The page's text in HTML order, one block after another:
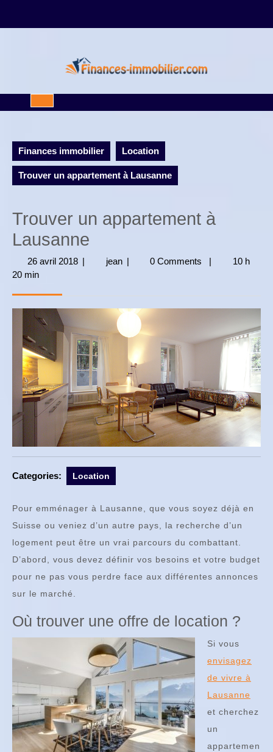
Open
Button
Finances immobilier Location
Trouver un appartement à Lausanne
Trouver un appartement à
Lausanne
26 avril 2018 26
| jean jean
| 0 Comments |
10 h
20 min
Categories: Location
Pour emménager à Lausanne, que vous soyez déjà en
Suisse ou veniez d’un autre pays, la recherche d’un
logement peut être un vrai parcours du combattant.
D’abord, vous devez définir vos besoins et votre budget
pour ne pas vous perdre face aux différentes annonces
sur le marché.
Où trouver une offre de location ?
Si vous
envisagez
de vivre à
Lausanne
et cherchez
un
appartemen